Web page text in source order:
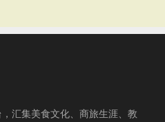
汇集美食文化、商旅生涯、教